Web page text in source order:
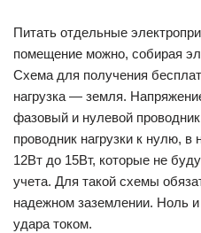
Питать отдельные
помещение можно, собирая
Схема для получения
нагрузка — земля.
фазовый и нулевой
проводник нагрузки к нулю, в
12Вт до 15Вт, которые не
учета. Для такой схемы
надежном заземлении. Ноль
удара током.